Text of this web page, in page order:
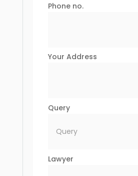
Phone no.
Your Address
Query
Lawyer